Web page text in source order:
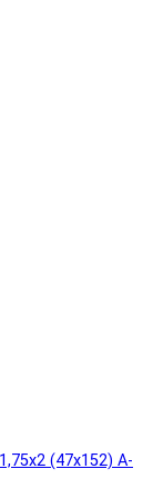
(47x152) A-